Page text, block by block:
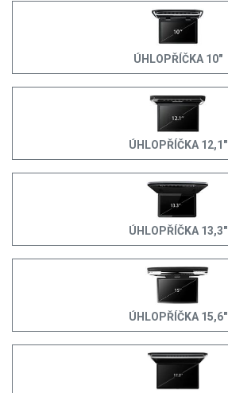
ÚHLOPŘÍČKA 10"
ÚHLOPŘÍČKA 12,1"
ÚHLOPŘÍČKA 13,3"
ÚHLOPŘÍČKA 15,6"